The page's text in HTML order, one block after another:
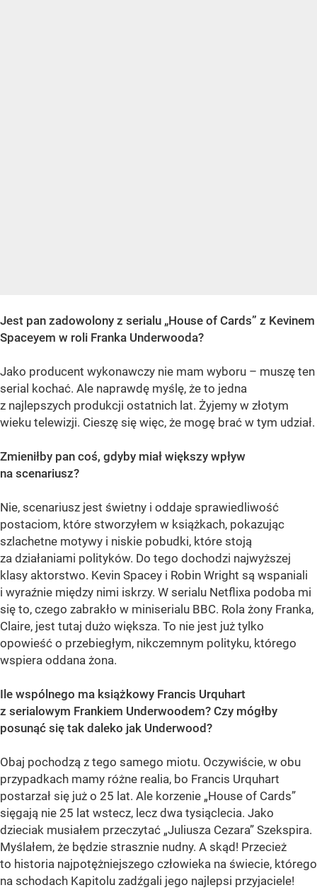
Jest pan zadowolony z serialu „House of Cards” z Kevinem
Spaceyem w roli Franka Underwooda?
Jako producent wykonawczy nie mam wyboru – muszę ten
serial kochać. Ale naprawdę myślę, że to jedna
z najlepszych produkcji ostatnich lat. Żyjemy w złotym
wieku telewizji. Cieszę się więc, że mogę brać w tym udział.
Zmieniłby pan coś, gdyby miał większy wpływ
na scenariusz?
Nie, scenariusz jest świetny i oddaje sprawiedliwość
postaciom, które stworzyłem w książkach, pokazując
szlachetne motywy i niskie pobudki, które stoją
za działaniami polityków. Do tego dochodzi najwyższej
klasy aktorstwo. Kevin Spacey i Robin Wright są wspaniali
i wyraźnie między nimi iskrzy. W serialu Netflixa podoba mi
się to, czego zabrakło w miniserialu BBC. Rola żony Franka,
Claire, jest tutaj dużo większa. To nie jest już tylko
opowieść o przebiegłym, nikczemnym polityku, którego
wspiera oddana żona.
Ile wspólnego ma książkowy Francis Urquhart
z serialowym Frankiem Underwoodem? Czy mógłby
posunąć się tak daleko jak Underwood?
Obaj pochodzą z tego samego miotu. Oczywiście, w obu
przypadkach mamy różne realia, bo Francis Urquhart
postarzał się już o 25 lat. Ale korzenie „House of Cards”
sięgają nie 25 lat wstecz, lecz dwa tysiąclecia. Jako
dzieciak musiałem przeczytać „Juliusza Cezara” Szekspira.
Myślałem, że będzie strasznie nudny. A skąd! Przecież
to historia najpotężniejszego człowieka na świecie, którego
na schodach Kapitolu zadźgali jego najlepsi przyjaciele!